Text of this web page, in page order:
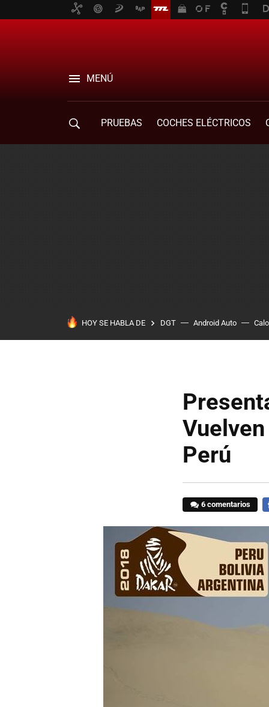
MENÚ
PRUEBAS COCHES ELÉCTRICOS
HOY SE HABLA DE DGT Android Auto
Perú
6 comentarios